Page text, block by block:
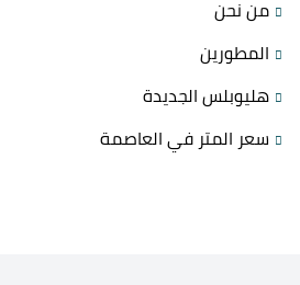
من نحن
المطورين
هليوبلس الجديدة
سعر المتر في العاصمة